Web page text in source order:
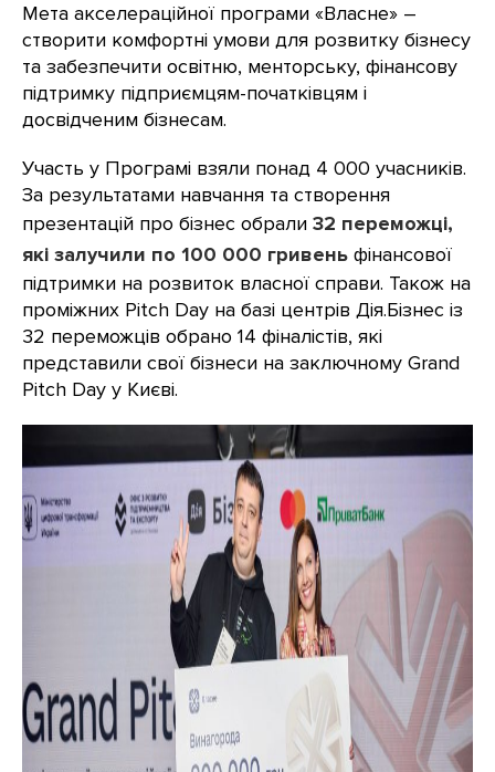
Мета акселераційної програми «Власне» –
створити комфортні умови для розвитку бізнесу
та забезпечити освітню, менторську, фінансову
підтримку підприємцям-початківцям і
досвідченим бізнесам.
Участь у Програмі взяли понад 4 000 учасників.
За результатами навчання та створення
презентацій про бізнес обрали 32 переможці,
які залучили по 100 000 гривень фінансової
підтримки на розвиток власної справи. Також на
проміжних Pitch Day на базі центрів Дія.Бізнес із
32 переможців обрано 14 фіналістів, які
представили свої бізнеси на заключному Grand
Pitch Day у Києві.